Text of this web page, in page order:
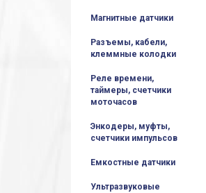
Магнитные датчики
Разъемы, кабели,
клеммные колодки
Реле времени,
таймеры, счетчики
моточасов
Энкодеры, муфты,
счетчики импульсов
Емкостные датчики
Ультразвуковые